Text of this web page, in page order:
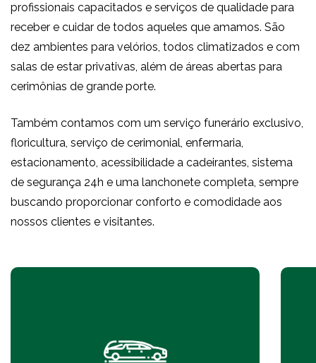
profissionais capacitados e serviços de qualidade para
receber e cuidar de todos aqueles que amamos. São
dez ambientes para velórios, todos climatizados e com
salas de estar privativas, além de áreas abertas para
cerimônias de grande porte.
Também contamos com um serviço funerário exclusivo,
floricultura, serviço de cerimonial, enfermaria,
estacionamento, acessibilidade a cadeirantes, sistema
de segurança 24h e uma lanchonete completa, sempre
buscando proporcionar conforto e comodidade aos
nossos clientes e visitantes.